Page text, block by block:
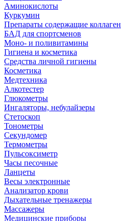
Аминокислоты
Куркумин
Препараты содержащие коллаген
БАД для спортсменов
Моно- и поливитамины
Гигиена и косметика
Средства личной гигиены
Косметика
Медтехника
Алкотестер
Глюкометры
Ингаляторы, небулайзеры
Стетоскоп
Тонометры
Секундомер
Термометры
Пульсоксиметр
Часы песочные
Ланцеты
Весы электронные
Анализатор крови
Дыхательные тренажеры
Массажеры
Медицинские приборы